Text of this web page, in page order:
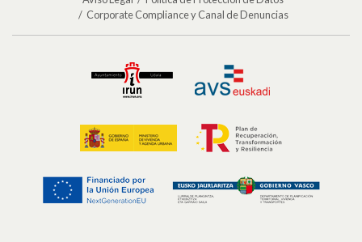
Corporate Compliance y Canal de Denuncias